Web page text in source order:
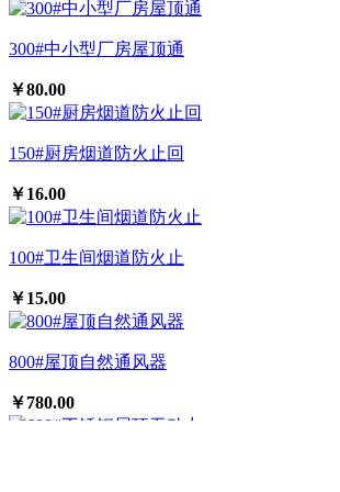
300#中小型厂房屋顶通
￥80.00
150#厨房烟道防火止回
￥16.00
100#卫生间烟道防火止
￥15.00
800#屋顶自然通风器
￥780.00